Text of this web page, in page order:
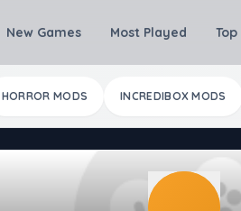
New Games Most Played
HORROR MODS INCREDIBOX MODS